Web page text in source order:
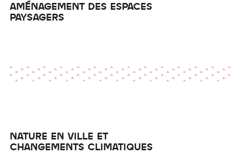
AMÉNAGEMENT DES ESPACES
PAYSAGERS
NATURE EN VILLE ET
CHANGEMENTS CLIMATIQUES